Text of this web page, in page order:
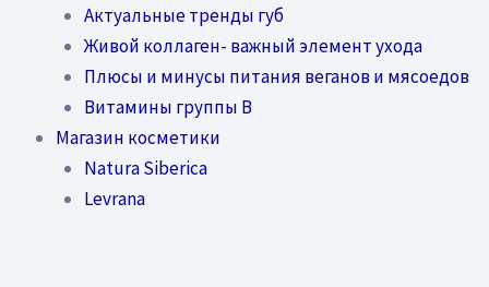
Актуальные тренды губ
Живой коллаген- важный элемент ухода
Плюсы и минусы питания веганов и мясоедов
Витамины группы В
Магазин косметики
Natura Siberica
Levrana